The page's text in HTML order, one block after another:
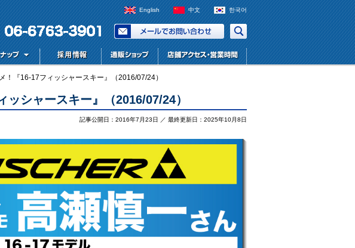
English 中文 한국어
！『16-17フィッシャースキー』（2016/07/24）
シャースキー』（2016/07/24）
記事公開日：2016年7月23日 ／ 最終更新日：2025年10月8日